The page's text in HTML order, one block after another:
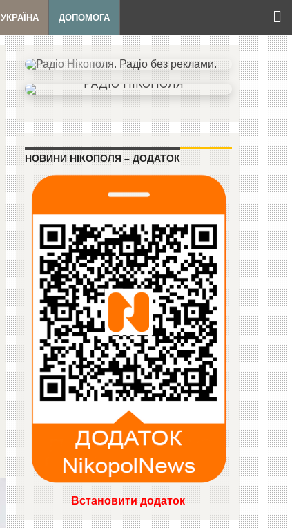
УКРАЇНА ДОПОМОГА
НОВИНИ НІКОПОЛЯ – ДОДАТОК
Встановити додаток